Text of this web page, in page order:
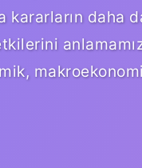
kararların